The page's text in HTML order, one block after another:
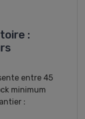
:
entre 45
minimum
: